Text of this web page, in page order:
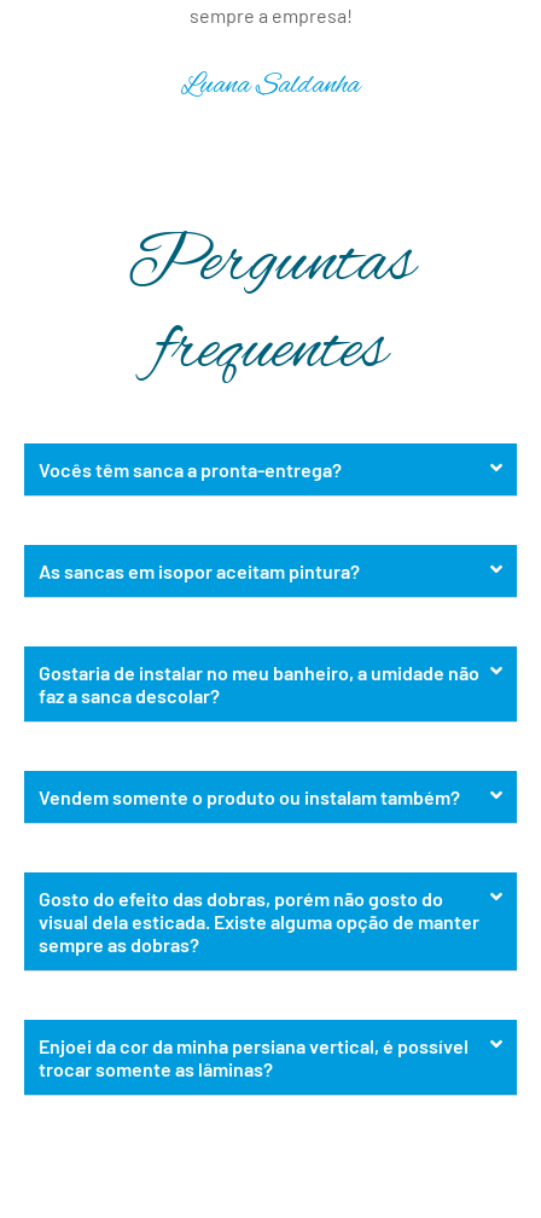
sempre a empresa!
Luana Saldanha
Perguntas
frequentes
Vocês têm sanca a pronta-entrega?
As sancas em isopor aceitam pintura?
Gostaria de instalar no meu banheiro, a umidade não
faz a sanca descolar?
Vendem somente o produto ou instalam também?
Gosto do efeito das dobras, porém não gosto do
visual dela esticada. Existe alguma opção de manter
sempre as dobras?
Enjoei da cor da minha persiana vertical, é possível
trocar somente as lâminas?